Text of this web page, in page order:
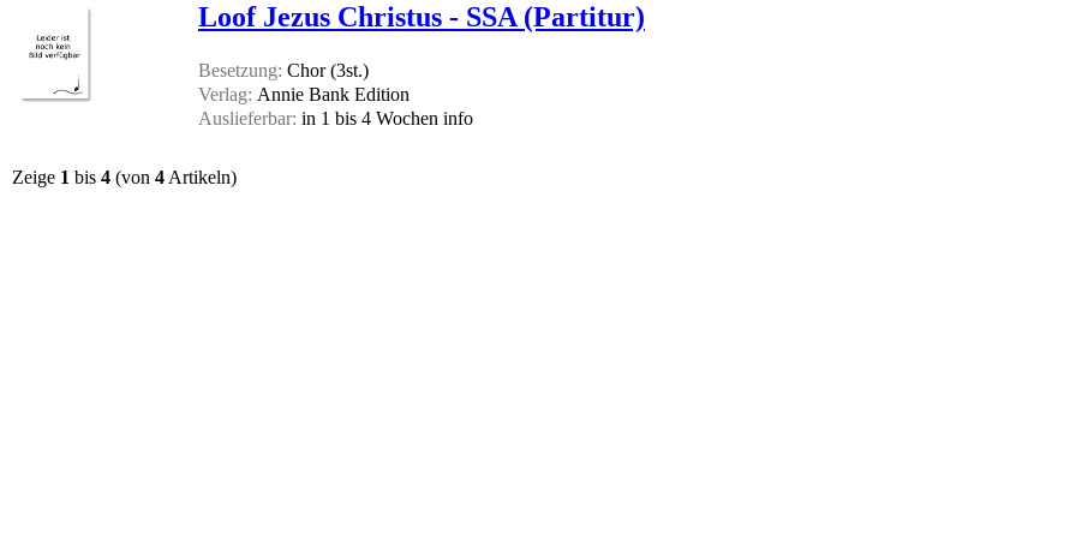
Loof Jezus Christus - SSA (Partitur)
Besetzung: Chor (3st.)
Verlag: Annie Bank Edition
Auslieferbar: in 1 bis 4 Wochen info
Zeige 1 bis 4 (von 4Artikeln)